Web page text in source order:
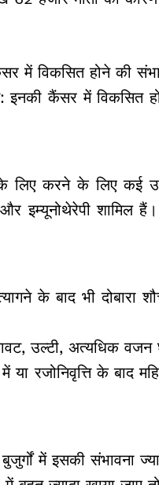
में विकसित होने की
इनकी कैंसर में विकसित
करने के लिए कई
और इम्यूनोथेरेपी
के बाद भी दोबारा
उल्टी, अत्यधिक
या रजोनिवृत्ति के बाद
में इसकी संभावना